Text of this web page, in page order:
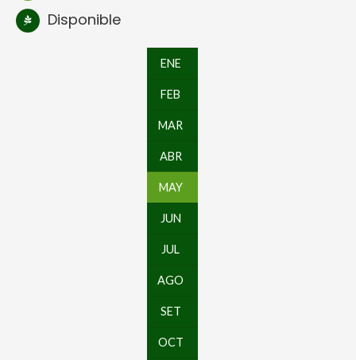
Disponible
ENE
FEB
MAR
ABR
MAY
JUN
JUL
AGO
SET
OCT